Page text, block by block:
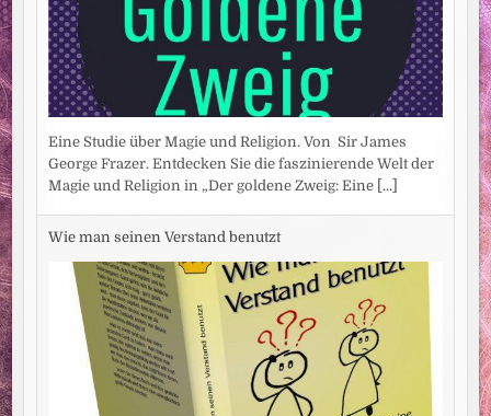
Eine Studie über Magie und Religion. Von Sir James
George Frazer. Entdecken Sie die faszinierende Welt der
Magie und Religion in „Der goldene Zweig: Eine [...]
Wie man seinen Verstand benutzt